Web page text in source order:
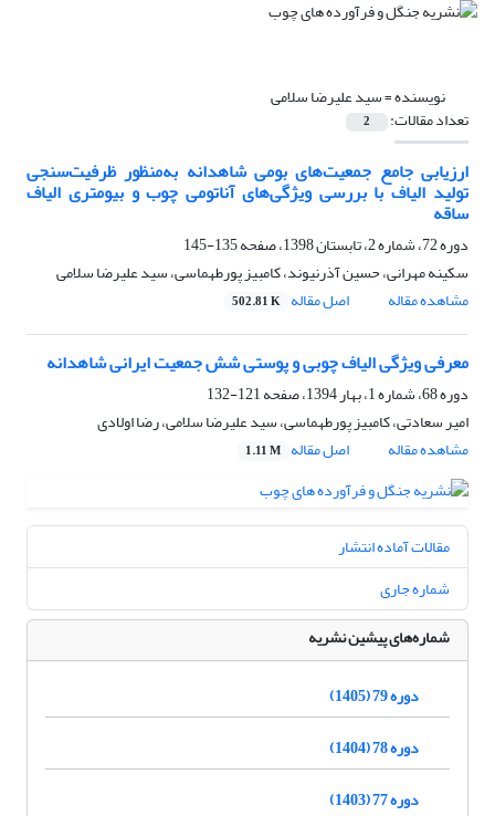
نویسنده =سید علیرضا سلامی
تعداد مقالات: 2
ارزیابی جامع جمعیت‌های بومی شاهدانه به‌منظور ظرفیت‌سنجی
تولید الیاف با بررسی ویژگی‌های آناتومی چوب و بیومتری الیاف
ساقه
دوره 72، شماره 2، تابستان 1398، صفحه
135-145
سکینه مهرانی، حسین آذرنیوند، کامبیز پورطهماسی، سید علیرضا سلامی
مشاهده مقاله
اصل مقاله 502.81 K
معرفی ویژگی الیاف چوبی و پوستی شش جمعیت ایرانی شاهدانه
دوره 68، شماره 1، بهار 1394، صفحه
121-132
امیر سعادتی، کامبیز پورطهماسی، سید علیرضا سلامی، رضا اولادی
مشاهده مقاله
اصل مقاله 1.11 M
مقالات آماده انتشار
شماره جاری
شماره‌های پیشین نشریه
دوره 79 (1405)
دوره 78 (1404)
دوره 77 (1403)